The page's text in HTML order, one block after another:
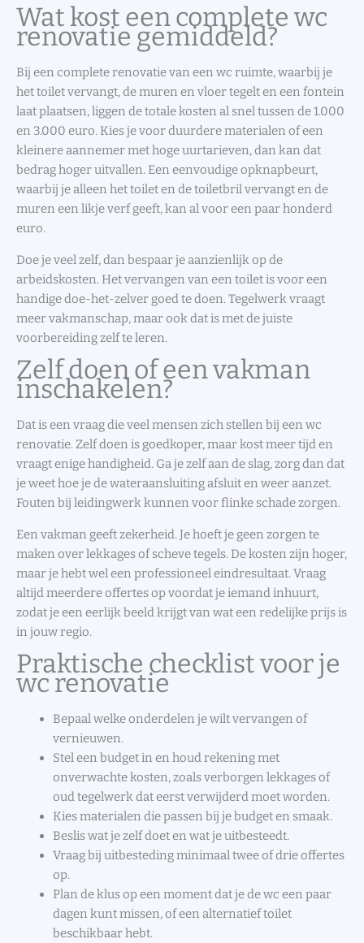
Wat kost een complete wc
renovatie gemiddeld?
Bij een complete renovatie van een wc ruimte, waarbij je
het toilet vervangt, de muren en vloer tegelt en een fontein
laat plaatsen, liggen de totale kosten al snel tussen de 1.000
en 3.000 euro. Kies je voor duurdere materialen of een
kleinere aannemer met hoge uurtarieven, dan kan dat
bedrag hoger uitvallen. Een eenvoudige opknapbeurt,
waarbij je alleen het toilet en de toiletbril vervangt en de
muren een likje verf geeft, kan al voor een paar honderd
euro.
Doe je veel zelf, dan bespaar je aanzienlijk op de
arbeidskosten. Het vervangen van een toilet is voor een
handige doe-het-zelver goed te doen. Tegelwerk vraagt
meer vakmanschap, maar ook dat is met de juiste
voorbereiding zelf te leren.
Zelf doen of een vakman
inschakelen?
Dat is een vraag die veel mensen zich stellen bij een wc
renovatie. Zelf doen is goedkoper, maar kost meer tijd en
vraagt enige handigheid. Ga je zelf aan de slag, zorg dan dat
je weet hoe je de wateraansluiting afsluit en weer aanzet.
Fouten bij leidingwerk kunnen voor flinke schade zorgen.
Een vakman geeft zekerheid. Je hoeft je geen zorgen te
maken over lekkages of scheve tegels. De kosten zijn hoger,
maar je hebt wel een professioneel eindresultaat. Vraag
altijd meerdere offertes op voordat je iemand inhuurt,
zodat je een eerlijk beeld krijgt van wat een redelijke prijs is
in jouw regio.
Praktische checklist voor je
wc renovatie
Bepaal welke onderdelen je wilt vervangen of
vernieuwen.
Stel een budget in en houd rekening met
onverwachte kosten, zoals verborgen lekkages of
oud tegelwerk dat eerst verwijderd moet worden.
Kies materialen die passen bij je budget en smaak.
Beslis wat je zelf doet en wat je uitbesteedt.
Vraag bij uitbesteding minimaal twee of drie offertes
op.
Plan de klus op een moment dat je de wc een paar
dagen kunt missen, of een alternatief toilet
beschikbaar hebt.